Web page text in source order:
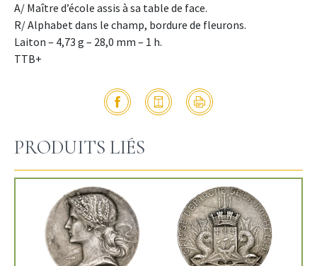
A/ Maître d’école assis à sa table de face.
R/ Alphabet dans le champ, bordure de fleurons.
Laiton – 4,73 g – 28,0 mm – 1 h.
TTB+
PRODUITS LIÉS